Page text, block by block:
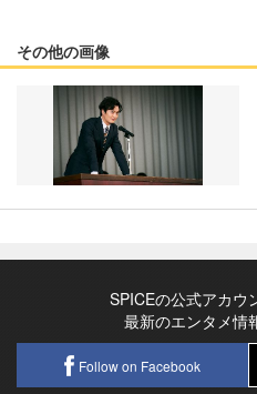
その他の画像
SPICEの公式アカウ
最新のエンタメ情
Follow on Facebook